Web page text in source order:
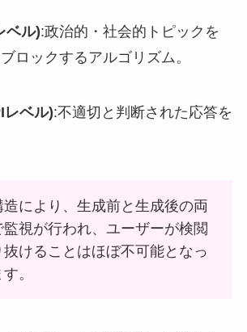
ベル):政治的・社会的トピックを
ロックするアルゴリズム。
レベル):不適切と判断された応答を
造により、生成前と生成後の両
監視が行われ、ユーザーが検閲
抜けることはほぼ不可能となっ
。